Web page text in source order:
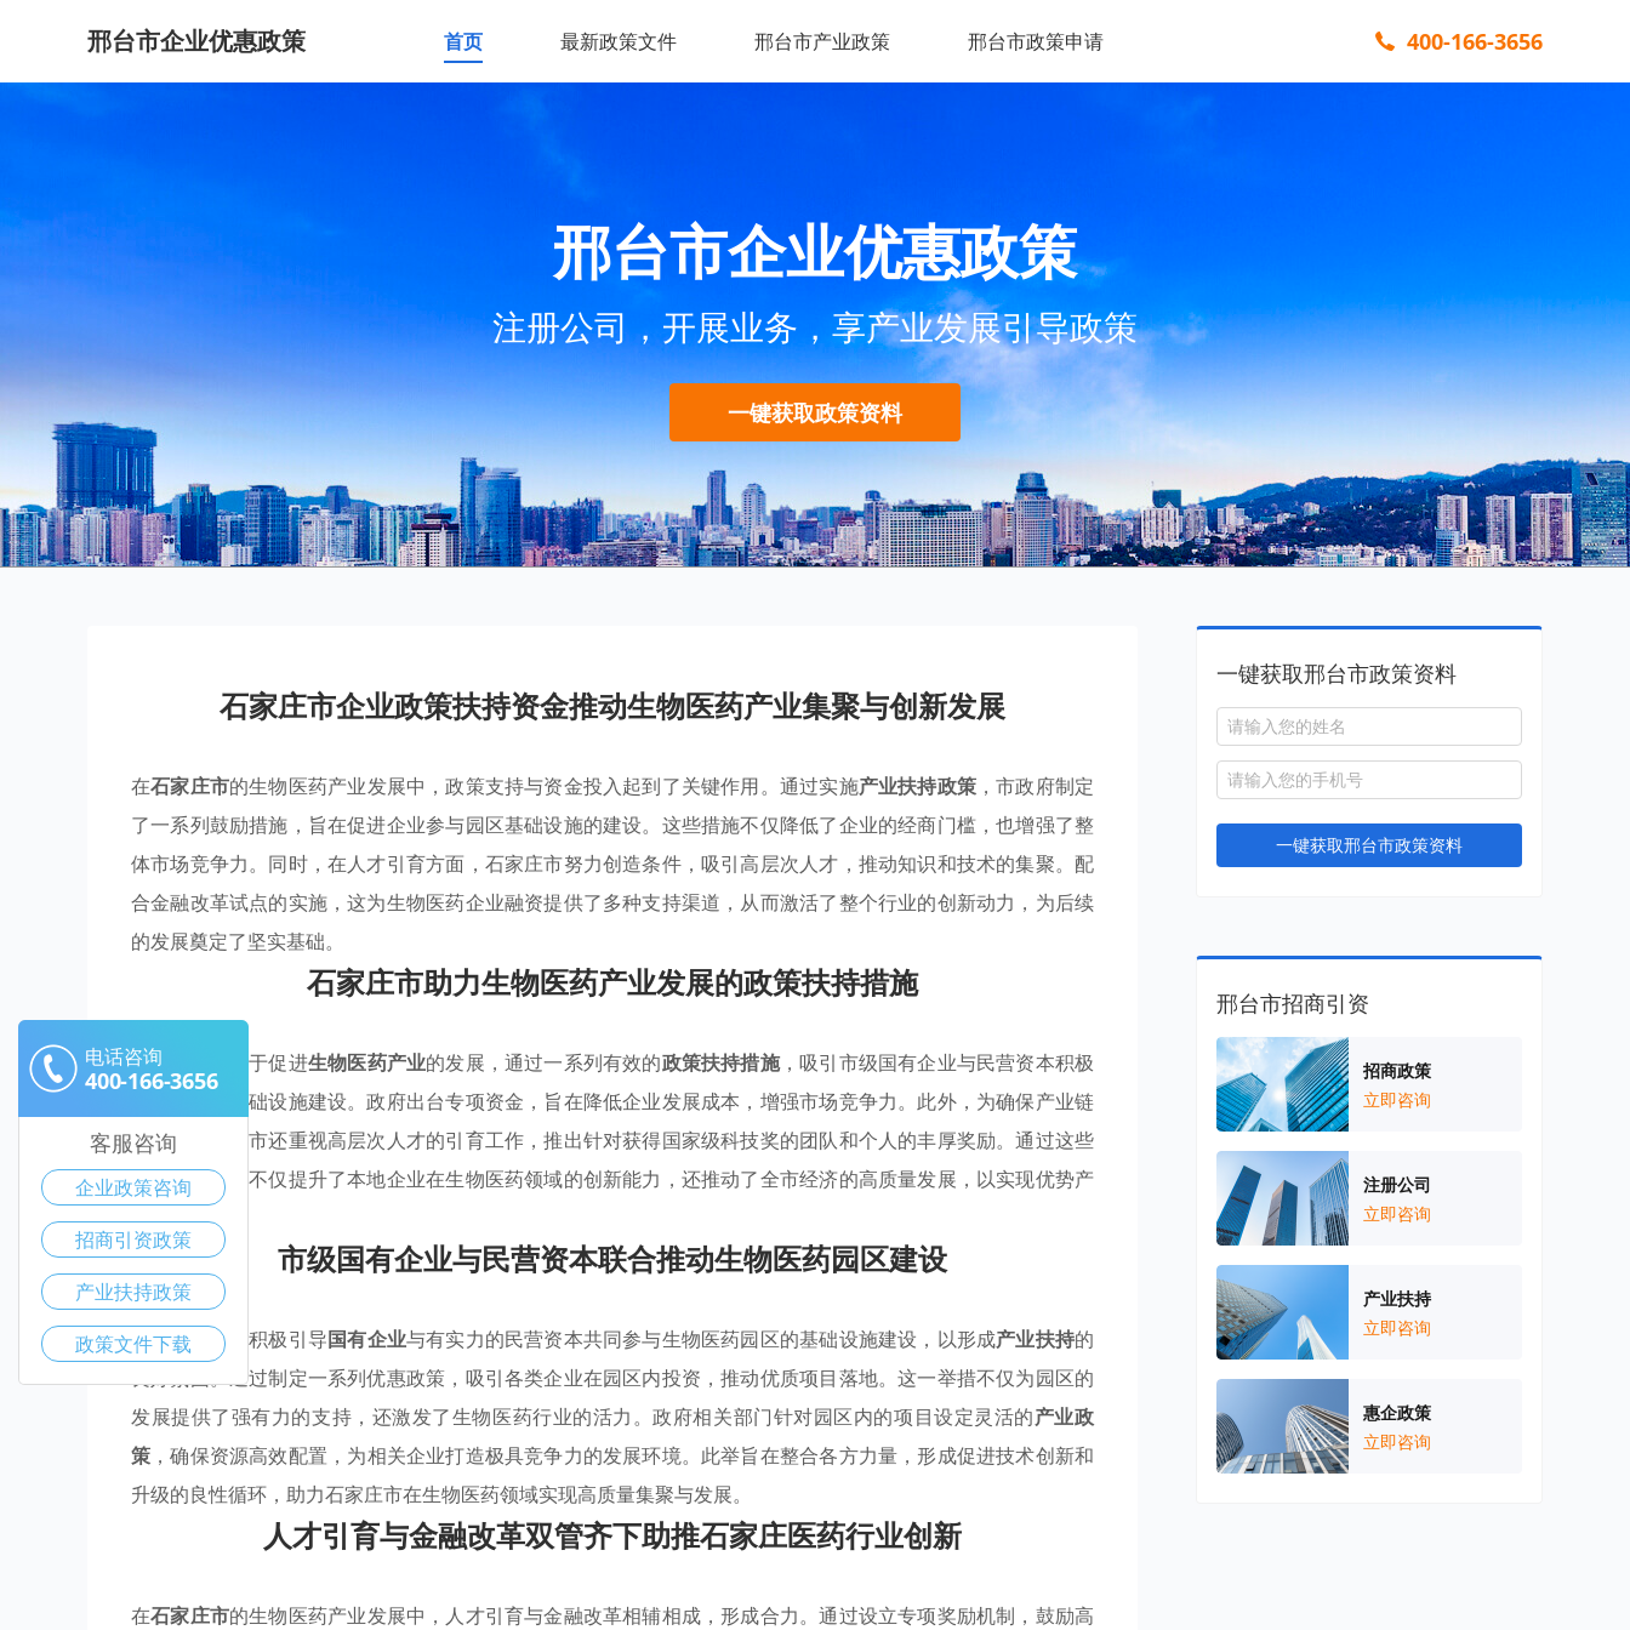
邢台市企业优惠政策 首页 最新政策文件 邢台市产业政策 邢台市政策申请 400-166-3656
邢台市企业优惠政策
注册公司，开展业务，享产业发展引导政策
一键获取政策资料
石家庄市企业政策扶持资金推动生物医药产业集聚与创新发展
在石家庄市的生物医药产业发展中，政策支持与资金投入起到了关键作用。通过实施产业扶持政策，市政府制定
了一系列鼓励措施，旨在促进企业参与园区基础设施的建设。这些措施不仅降低了企业的经商门槛，也增强了整
体市场竞争力。同时，在人才引育方面，石家庄市努力创造条件，吸引高层次人才，推动知识和技术的集聚。配
合金融改革试点的实施，这为生物医药企业融资提供了多种支持渠道，从而激活了整个行业的创新动力，为后续
的发展奠定了坚实基础。
石家庄市助力生物医药产业发展的政策扶持措施
石家庄市致力于促进生物医药产业的发展，通过一系列有效的政策扶持措施，吸引市级国有企业与民营资本积极
参与园区的基础设施建设。政府出台专项资金，旨在降低企业发展成本，增强市场竞争力。此外，为确保产业链
的完整性，该市还重视高层次人才的引育工作，推出针对获得国家级科技奖的团队和个人的丰厚奖励。通过这些
政策，石家庄不仅提升了本地企业在生物医药领域的创新能力，还推动了全市经济的高质量发展，以实现优势产
业聚集效应。
市级国有企业与民营资本联合推动生物医药园区建设
石家庄市正在积极引导国有企业与有实力的民营资本共同参与生物医药园区的基础设施建设，以形成产业扶持的
良好氛围。通过制定一系列优惠政策，吸引各类企业在园区内投资，推动优质项目落地。这一举措不仅为园区的
发展提供了强有力的支持，还激发了生物医药行业的活力。政府相关部门针对园区内的项目设定灵活的产业政
策 ，确保资源高效配置，为相关企业打造极具竞争力的发展环境。此举旨在整合各方力量，形成促进技术创新和
升级的良性循环，助力石家庄市在生物医药领域实现高质量集聚与发展。
人才引育与金融改革双管齐下助推石家庄医药行业创新
在石家庄市的生物医药产业发展中，人才引育与金融改革相辅相成，形成合力。通过设立专项奖励机制，鼓励高
一键获取邢台市政策资料
一键获取邢台市政策资料
邢台市招商引资
招商政策
立即咨询
注册公司
立即咨询
产业扶持
立即咨询
惠企政策
立即咨询
电话咨询
400-166-3656
客服咨询
企业政策咨询
招商引资政策
产业扶持政策
政策文件下载